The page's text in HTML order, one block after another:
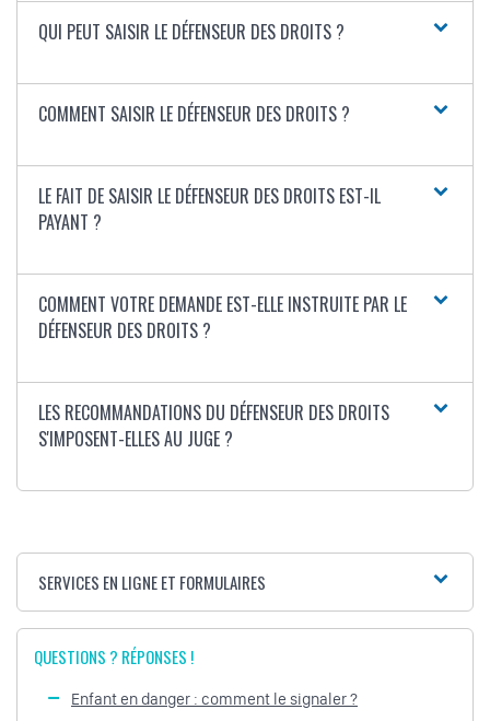
QUI PEUT SAISIR LE DÉFENSEUR DES DROITS ?
COMMENT SAISIR LE DÉFENSEUR DES DROITS ?
LE FAIT DE SAISIR LE DÉFENSEUR DES DROITS EST-IL
PAYANT ?
COMMENT VOTRE DEMANDE EST-ELLE INSTRUITE PAR LE
DÉFENSEUR DES DROITS ?
LES RECOMMANDATIONS DU DÉFENSEUR DES DROITS
S'IMPOSENT-ELLES AU JUGE ?
SERVICES EN LIGNE ET FORMULAIRES
QUESTIONS ? RÉPONSES !
Enfant en danger : comment le signaler ?